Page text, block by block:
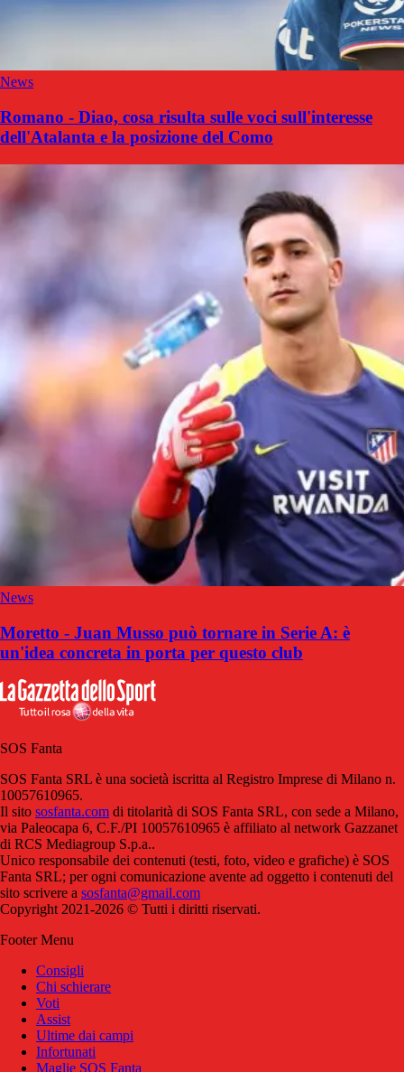
News
Romano - Diao, cosa risulta sulle voci sull'interesse
dell'Atalanta e la posizione del Como
News
Moretto - Juan Musso può tornare in Serie A: è
un'idea concreta in porta per questo club
SOS Fanta
SOS Fanta SRL è una società iscritta al Registro Imprese di Milano n.
10057610965.
Il sito sosfanta.com di titolarità di SOS Fanta SRL, con sede a Milano,
via Paleocapa 6, C.F./PI 10057610965 è affiliato al network Gazzanet
di RCS Mediagroup S.p.a..
Unico responsabile dei contenuti (testi, foto, video e grafiche) è SOS
Fanta SRL; per ogni comunicazione avente ad oggetto i contenuti del
sito scrivere a sosfanta@gmail.com
Copyright 2021-2026 © Tutti i diritti riservati.
Footer Menu
Consigli
Chi schierare
Voti
Assist
Ultime dai campi
Infortunati
Maglie SOS Fanta